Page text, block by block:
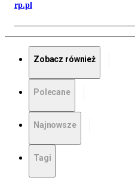
rp.pl
Zobacz również
Polecane
Najnowsze
Tagi